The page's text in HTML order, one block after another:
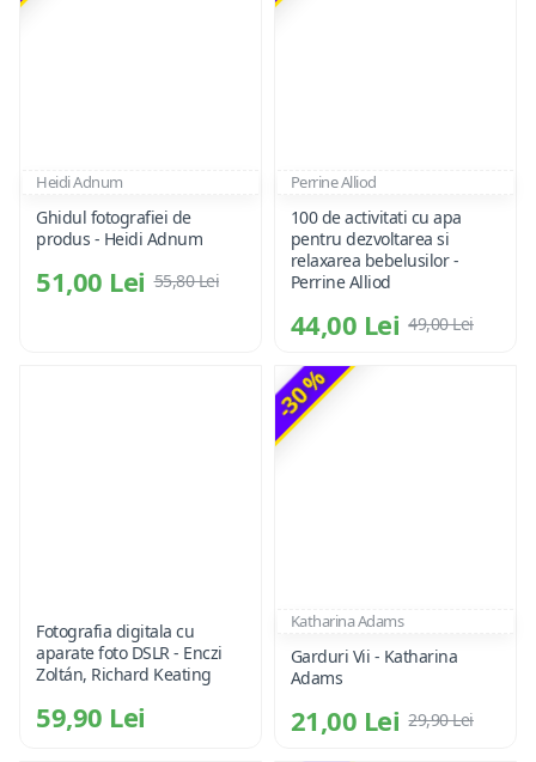
Heidi Adnum
Ghidul fotografiei de
produs - Heidi Adnum
51,00 Lei 55,80 Lei
Perrine Alliod
100 de activitati cu apa
pentru dezvoltarea si
relaxarea bebelusilor -
Perrine Alliod
44,00 Lei 49,00 Lei
Fotografia digitala cu
aparate foto DSLR - Enczi
Zoltán, Richard Keating
59,90 Lei
-30 %
Katharina Adams
Garduri Vii - Katharina
Adams
21,00 Lei 29,90 Lei